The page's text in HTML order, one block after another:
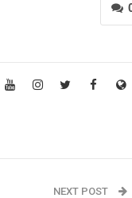
NEXT POST